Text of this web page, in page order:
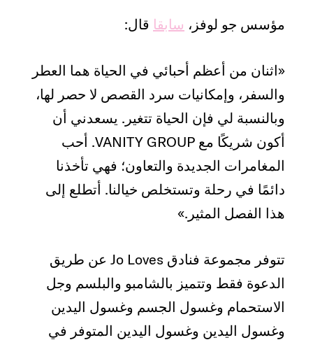
مؤسس جو لوفز، سابقا قال:
«اثنان من أعظم أحبائي في الحياة هما العطر
والسفر، وإمكانيات سرد القصص لا حصر لها،
وبالنسبة لي فإن الحياة تتغير. يسعدني أن
أكون شريكًا مع VANITY GROUP. أحب
المغامرات الجديدة والتعاون؛ فهي تأخذنا
دائمًا في رحلة وتستخلص خيالنا. أتطلع إلى
هذا الفصل المثير.»
تتوفر مجموعة فنادق Jo Loves عن طريق
الدعوة فقط وتتميز بالشامبو والبلسم وجل
الاستحمام وغسول الجسم وغسول اليدين
وغسول اليدين وغسول اليدين المتوفر في